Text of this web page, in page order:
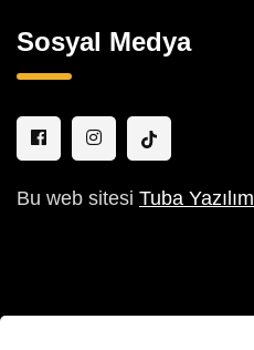
Sosyal Medya
Bu web sitesi Tuba Yazılım